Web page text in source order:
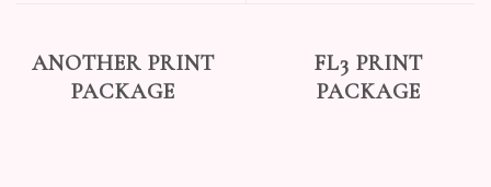
ANOTHER PRINT
PACKAGE
FL3 PRINT
PACKAGE